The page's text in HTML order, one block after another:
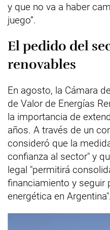
y que no va a haber
juego”.
El pedido del
renovables
En agosto, la Cámara
de Valor de Energías
la importancia de
años. A través de un
consideró que la
confianza al sector" y
legal "permitirá
financiamiento y seguir
energética en Argentina".